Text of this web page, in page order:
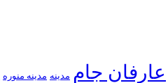
عارفان جام مدینه مدینه منوره